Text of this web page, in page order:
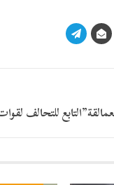
للتحالف